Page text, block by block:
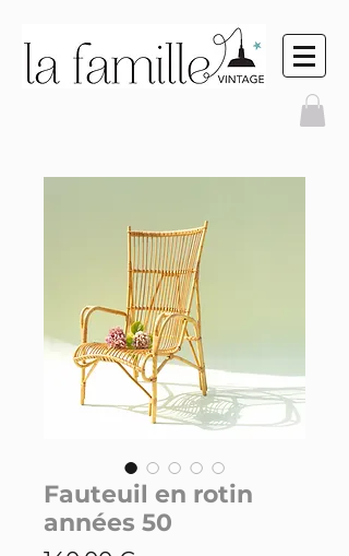
Fauteuil en rotin
années 50